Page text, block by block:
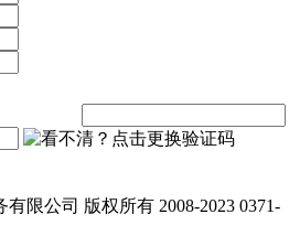
限公司 版权所有 2008-2023 0371-